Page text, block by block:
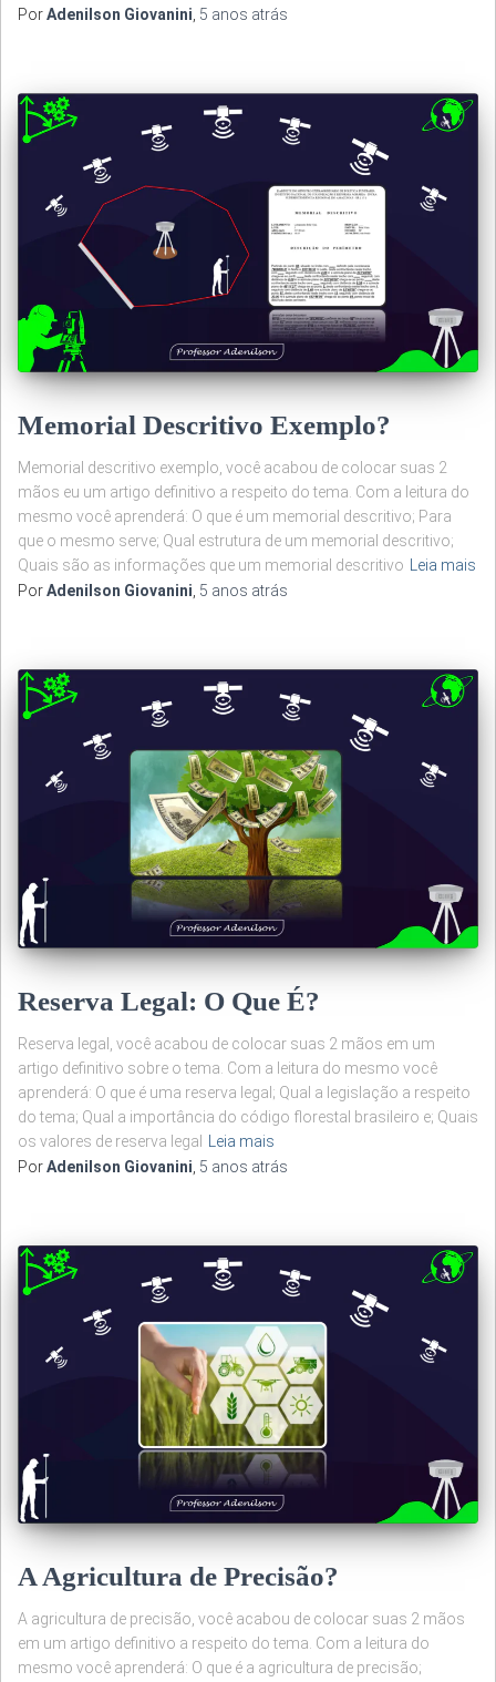
PorAdenilson Giovanini, 5 anos atrás
Memorial Descritivo Exemplo?
Memorial descritivo exemplo, você acabou de colocar suas 2
mãos eu um artigo definitivo a respeito do tema. Com a leitura do
mesmo você aprenderá: O que é um memorial descritivo; Para
que o mesmo serve; Qual estrutura de um memorial descritivo;
Quais são as informações que um memorial descritivo Leia mais
PorAdenilson Giovanini, 5 anos atrás
Reserva Legal: O Que É?
Reserva legal, você acabou de colocar suas 2 mãos em um
artigo definitivo sobre o tema. Com a leitura do mesmo você
aprenderá: O que é uma reserva legal; Qual a legislação a respeito
do tema; Qual a importância do código florestal brasileiro e; Quais
os valores de reserva legal
Leia mais
PorAdenilson Giovanini 5 anos atrás
A Agricultura de Precisão?
A agricultura de precisão, você acabou de colocar suas 2 mãos
em um artigo definitivo a respeito do tema. Com a leitura do
mesmo você aprenderá: O que é a agricultura de precisão;